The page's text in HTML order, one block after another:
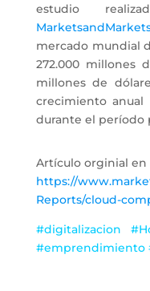
estudio
mercado mundial
272.000 millones
millones de
crecimiento anual
durante el período
Artículo orginial en
https://
Reports/cloud-
#digitalizacion
#emprendimiento